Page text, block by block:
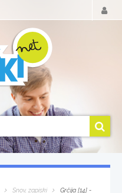
Snov, zapiski
Grčija [14] -